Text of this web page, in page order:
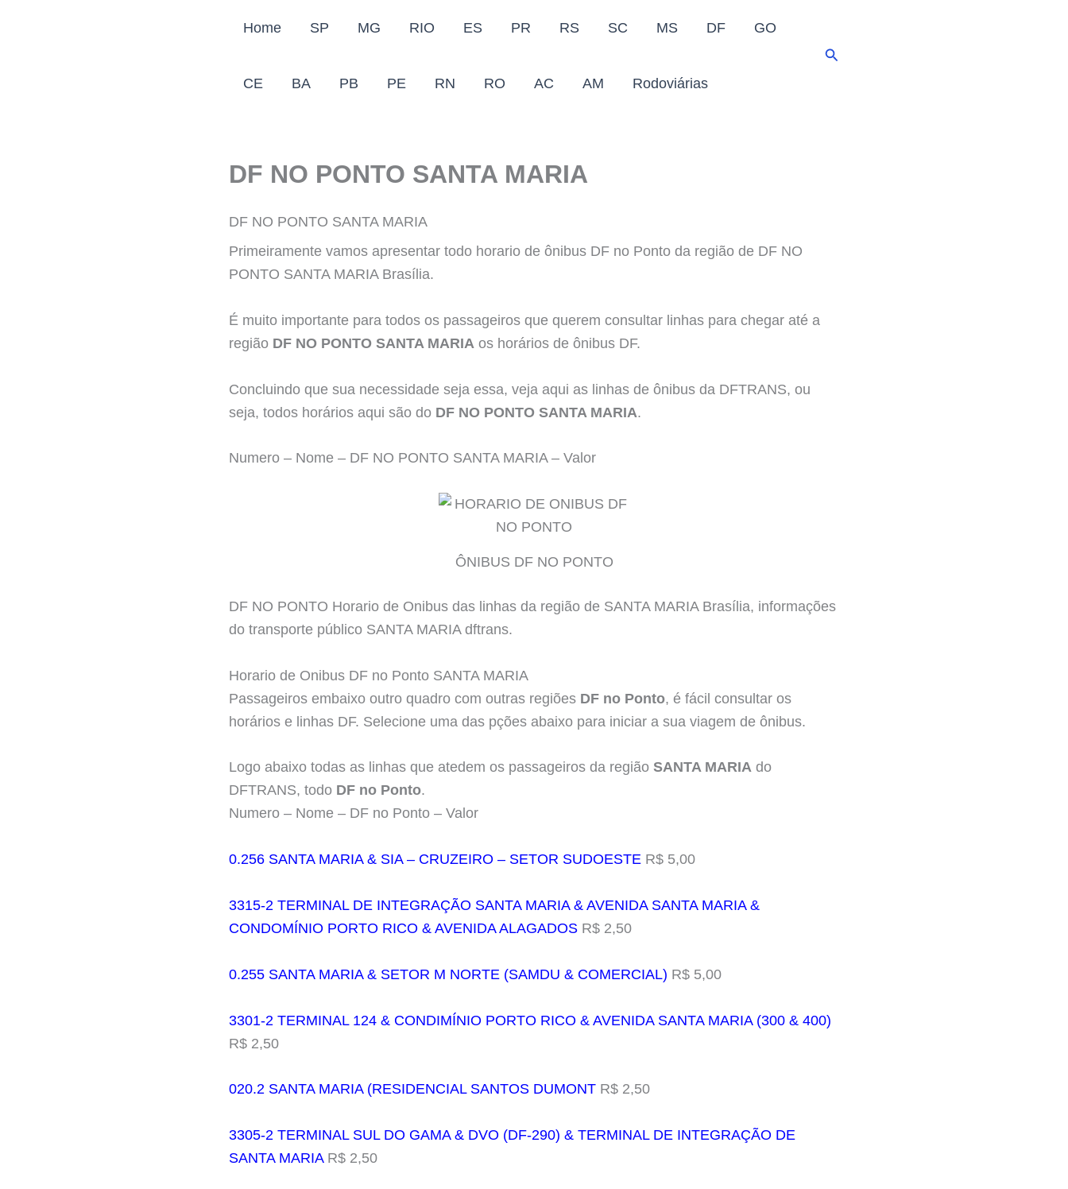
Home SP MG RIO ES PR RS SC MS DF GO
CE BA PB PE RN RO AC AM Rodoviárias
Pesquisar
DF NO PONTO SANTA MARIA
DF NO PONTO SANTA MARIA
Primeiramente vamos apresentar todo horario de ônibus DF no Ponto da região de DF NO
PONTO SANTA MARIA Brasília.
É muito importante para todos os passageiros que querem consultar linhas para chegar até a
região DF NO PONTO SANTA MARIA os horários de ônibus DF.
Concluindo que sua necessidade seja essa, veja aqui as linhas de ônibus da DFTRANS, ou
seja, todos horários aqui são do DF NO PONTO SANTA MARIA.
Numero – Nome – DF NO PONTO SANTA MARIA – Valor
ÔNIBUS DF NO PONTO
DF NO PONTO Horario de Onibus das linhas da região de SANTA MARIA Brasília, informações
do transporte público SANTA MARIA dftrans.
Horario de Onibus DF no Ponto SANTA MARIA
Passageiros embaixo outro quadro com outras regiões DF no Ponto, é fácil consultar os
horários e linhas DF. Selecione uma das pções abaixo para iniciar a sua viagem de ônibus.
Logo abaixo todas as linhas que atedem os passageiros da região SANTA MARIA do
DFTRANS, todo DF no Ponto.
Numero – Nome – DF no Ponto – Valor
0.256 SANTA MARIA & SIA – CRUZEIRO – SETOR SUDOESTE R$ 5,00
3315-2 TERMINAL DE INTEGRAÇÃO SANTA MARIA & AVENIDA SANTA MARIA &
CONDOMÍNIO PORTO RICO & AVENIDA ALAGADOS R$ 2,50
0.255 SANTA MARIA & SETOR M NORTE (SAMDU & COMERCIAL) R$ 5,00
3301-2 TERMINAL 124 & CONDIMÍNIO PORTO RICO & AVENIDA SANTA MARIA (300 & 400)
R$ 2,50
020.2 SANTA MARIA (RESIDENCIAL SANTOS DUMONT R$ 2,50
3305-2 TERMINAL SUL DO GAMA & DVO (DF-290) & TERMINAL DE INTEGRAÇÃO DE
SANTA MARIAR$ 2,50